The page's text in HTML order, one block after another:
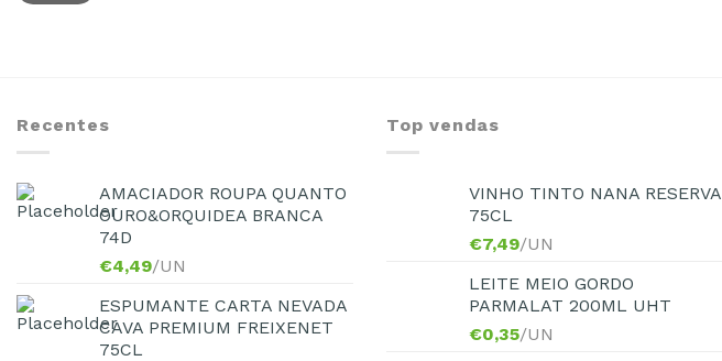
Recentes
AMACIADOR ROUPA QUANTO
OURO&ORQUIDEA BRANCA
74D
€4,49/UN
ESPUMANTE CARTA NEVADA
CAVA PREMIUM FREIXENET
75CL
Top vendas
VINHO TINTO NANA RESERVA
75CL
€7,49/UN
LEITE MEIO GORDO
PARMALAT 200ML UHT
€0,35/UN